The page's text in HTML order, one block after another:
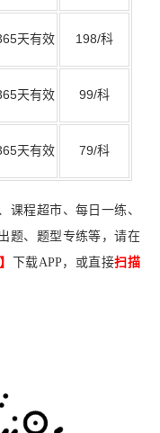
天有效 198/科
天有效 99/科
天有效
79/科
课程超市、每日一练、
题、题型专练等，请在
下载APP，或直接扫描